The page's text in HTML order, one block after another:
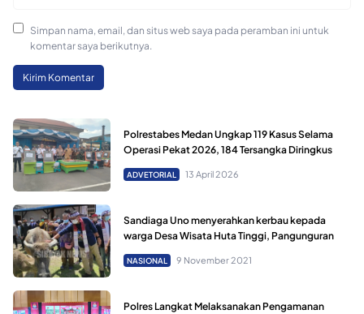
Simpan nama, email, dan situs web saya pada peramban ini untuk
komentar saya berikutnya.
Polrestabes Medan Ungkap 119 Kasus Selama
Operasi Pekat 2026, 184 Tersangka Diringkus
ADVETORIAL 13 April 2026
Sandiaga Uno menyerahkan kerbau kepada
warga Desa Wisata Huta Tinggi, Pangunguran
NASIONAL 9 November 2021
Polres Langkat Melaksanakan Pengamanan